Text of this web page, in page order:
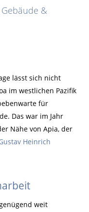
&
lässt sich nicht
im westlichen Pazifik
für
Das war im Jahr
Nähe von Apia, der
Heinrich
weit